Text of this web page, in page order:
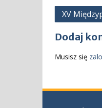
XV
Dodaj
Musisz się